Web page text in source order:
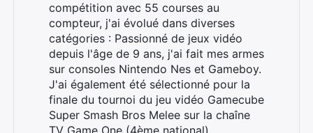
compétition avec 55 courses au
compteur, j'ai évolué dans diverses
catégories : Passionné de jeux vidéo
depuis l'âge de 9 ans, j'ai fait mes armes
sur consoles Nintendo Nes et Gameboy.
J'ai également été sélectionné pour la
finale du tournoi du jeu vidéo Gamecube
Super Smash Bros Melee sur la chaîne
TV Game One (4ème national).